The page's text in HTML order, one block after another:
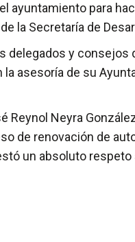
ayuntamiento para
la Secretaría de
delegados y
asesoría de su
Reynol Neyra
de renovación de
un absoluto respeto